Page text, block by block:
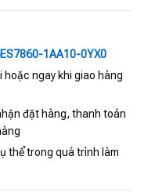
1AA10-0YX0
ngay khi giao hàng
đặt hàng, thanh toán
thể trong quá trình làm